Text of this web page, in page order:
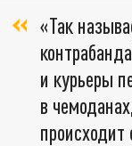
«Так
и курьеры
в